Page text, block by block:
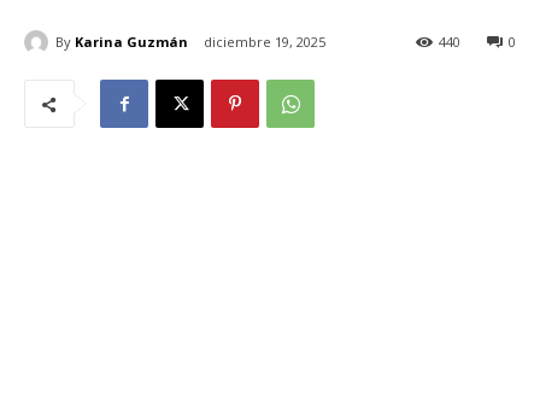
By Karina Guzmán diciembre 19, 2025 0
440